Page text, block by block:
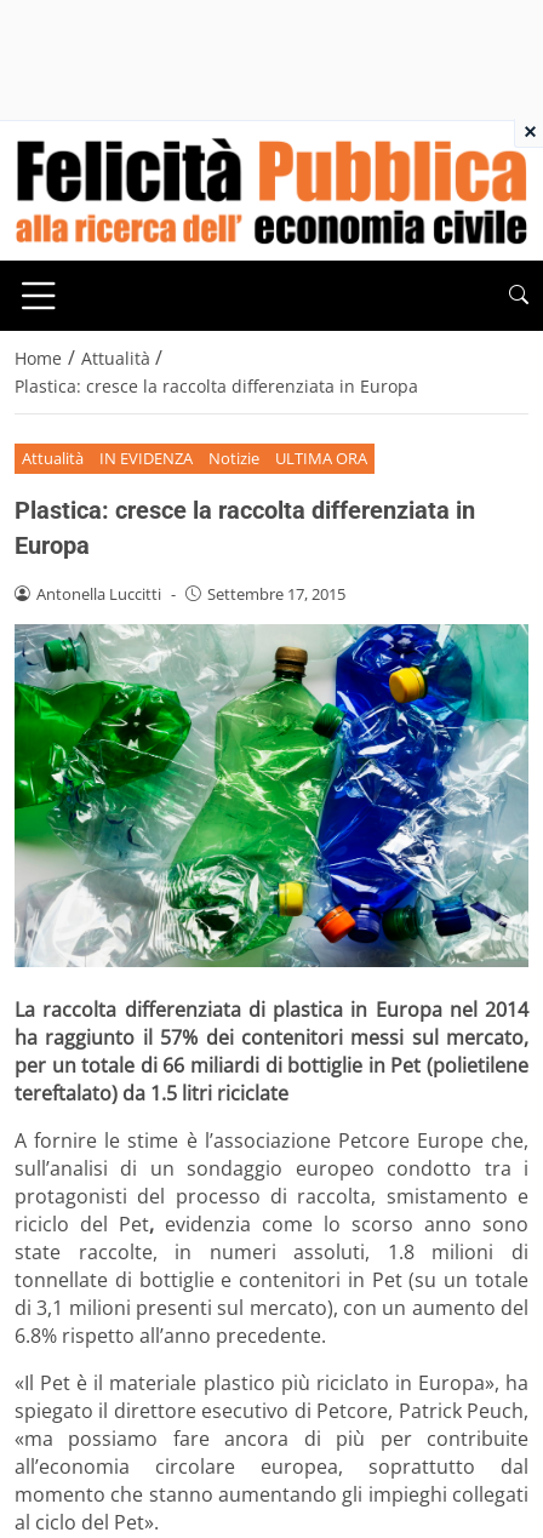
Home / Attualità /
Plastica: cresce la raccolta differenziata in Europa
Attualità IN EVIDENZA Notizie ULTIMA ORA
Plastica: cresce la raccolta differenziata in
Europa
Antonella Luccitti - Settembre 17, 2015
La raccolta differenziata di plastica in Europa nel 2014
ha raggiunto il 57% dei contenitori messi sul mercato,
per un totale di 66 miliardi di bottiglie in Pet (polietilene
tereftalato) da 1.5 litri riciclate
A fornire le stime è l’associazione Petcore Europe che,
sull’analisi di un sondaggio europeo condotto tra i
protagonisti del processo di raccolta, smistamento e
riciclo del Pet, evidenzia come lo scorso anno sono
state raccolte, in numeri assoluti, 1.8 milioni di
tonnellate di bottiglie e contenitori in Pet (su un totale
di 3,1 milioni presenti sul mercato), con un aumento del
6.8% rispetto all’anno precedente.
«Il Pet è il materiale plastico più riciclato in Europa», ha
spiegato il direttore esecutivo di Petcore, Patrick Peuch,
«ma possiamo fare ancora di più per contribuite
all’economia circolare europea, soprattutto dal
momento che stanno aumentando gli impieghi collegati
al ciclo del Pet».
×